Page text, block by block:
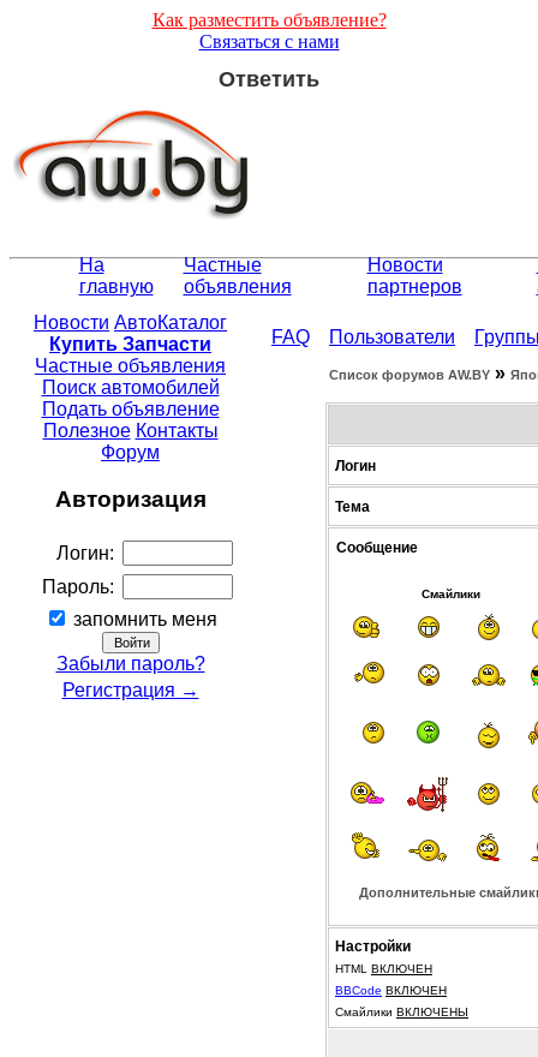
Как разместить объявление?
Связаться с нами
Ответить
На
главную
Частные
объявления
Новости
партнеров
Новости АвтоКаталог
Купить Запчасти
Частные объявления
Поиск автомобилей
Подать объявление
Полезное Контакты
Форум
Авторизация
Логин:
Пароль:
запомнить меня
Забыли пароль?
Регистрация →
FAQ Пользователи
Список форумов АW.BY »
Логин
Тема
Сообщение
Смайлики
Дополнительные
Настройки
HTML ВКЛЮЧЕН
BBCode ВКЛЮЧЕН
Смайлики ВКЛЮЧЕНЫ